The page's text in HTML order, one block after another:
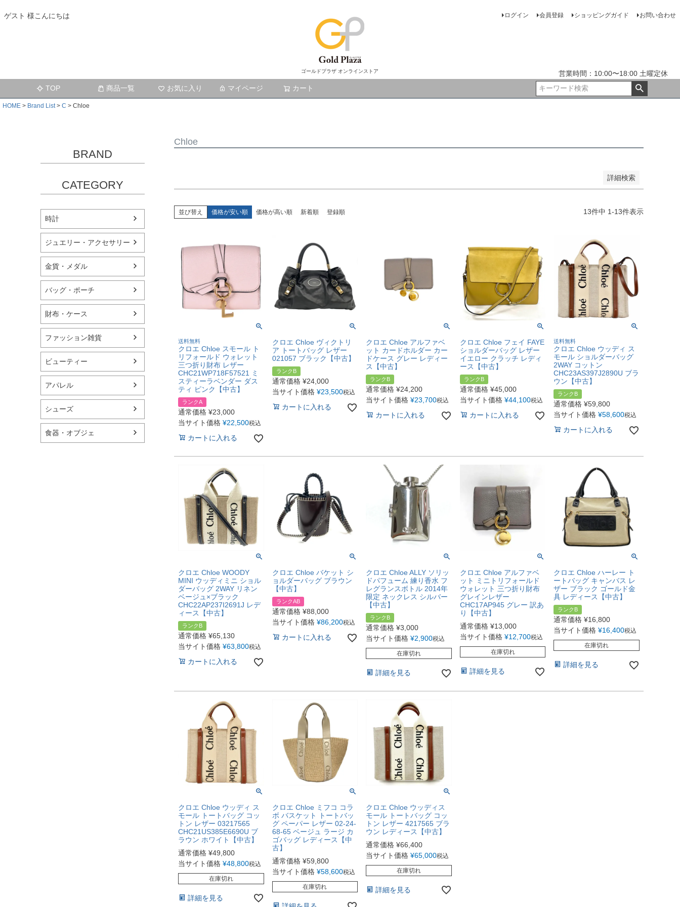
ゲスト 様こんにちは
ゴールドプラザ オンラインストア
ログイン 会員登録 ショッピングガイド お問い合わせ
営業時間：10:00〜18:00 土曜定休
TOP
商品一覧 お気に入り マイページ カート
HOME Brand List C Chloe
BRAND
CATEGORY
時計
ジュエリー・アクセサリー
金貨・メダル
バッグ・ポーチ
財布・ケース
ファッション雑貨
ビューティー
アパレル
シューズ
食器・オブジェ
Chloe
詳細検索
在庫なし商品
ランク4
訳あり ジャンク Wedding
並び替え 価格が安い順 価格が高い順 新着順 登録順 13件中 1-13件表示
送料無料
クロエ Chloe スモール ト
リフォールド ウォレット
三つ折り財布 レザー
CHC21WP718F57521 ミ
スティーラベンダー ダス
ティ ピンク【中古】
ランクA
通常価格 ¥23,000
当サイト価格 ¥22,500税込
カートに入れる
クロエ Chloe ヴィクトリ
ア トートバッグ レザー
021057 ブラック【中古】
ランクB
通常価格 ¥24,000
当サイト価格 ¥23,500税込
カートに入れる
クロエ Chloe アルファベ
ット カードホルダー カー
ドケース グレー レディー
ス【中古】
ランクB
通常価格 ¥24,200
当サイト価格 ¥23,700税込
カートに入れる
クロエ Chloe フェイ FAYE
ショルダーバッグ レザー
イエロー クラッチ レディ
ース【中古】
ランクB
通常価格 ¥45,000
当サイト価格 ¥44,100税込
カートに入れる
送料無料
クロエ Chloe ウッディ ス
モール ショルダーバッグ
2WAY コットン
CHC23AS397J2890U ブラ
ウン【中古】
ランクB
通常価格 ¥59,800
当サイト価格 ¥58,600税込
カートに入れる
クロエ Chloe WOODY
MINI ウッディミニ ショル
ダーバッグ 2WAY リネン
ベージュ×ブラック
CHC22AP237I2691J レデ
ィース【中古】
ランクB
通常価格 ¥65,130
当サイト価格 ¥63,800税込
カートに入れる
クロエ Chloe バケット シ
ョルダーバッグ ブラウン
【中古】
ランクAB
通常価格 ¥88,000
当サイト価格 ¥86,200税込
カートに入れる
クロエ Chloe ALLY ソリッ
ドパフューム 練り香水 フ
レグランスボトル 2014年
限定 ネックレス シルバー
【中古】
ランクB
通常価格 ¥3,000
当サイト価格 ¥2,900税込
在庫切れ
詳細を見る
クロエ Chloe アルファベ
ット ミニトリフォールド
ウォレット 三つ折り財布
グレインレザー
CHC17AP945 グレー 訳あ
り【中古】
通常価格 ¥13,000
当サイト価格 ¥12,700税込
在庫切れ
詳細を見る
クロエ Chloe ハーレー ト
ートバッグ キャンバス レ
ザー ブラック ゴールド金
具 レディース【中古】
ランクB
通常価格 ¥16,800
当サイト価格 ¥16,400税込
在庫切れ
詳細を見る
クロエ Chloe ウッディ ス
モール トートバッグ コッ
トン レザー 03217565
CHC21US385E6690U ブ
ラウン ホワイト【中古】
通常価格 ¥49,800
当サイト価格 ¥48,800税込
在庫切れ
詳細を見る
クロエ Chloe ミフコ コラ
ボ バスケット トートバッ
グ ペーパー レザー 02-24-
68-65 ベージュ ラージ カ
ゴバッグ レディース【中
古】
通常価格 ¥59,800
当サイト価格 ¥58,600税込
在庫切れ
クロエ Chloe ウッディス
モール トートバッグ コッ
トン レザー 4217565 ブラ
ウン レディース【中古】
通常価格 ¥66,400
当サイト価格 ¥65,000税込
在庫切れ
詳細を見る